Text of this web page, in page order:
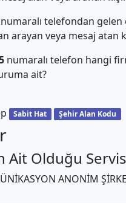
telefondan gelen
arayan veya mesaj atan
numaralı telefon hangi
ait?
Sabit Hat Şehir Alan Kodu
Ait Olduğu Servis
ANONİM